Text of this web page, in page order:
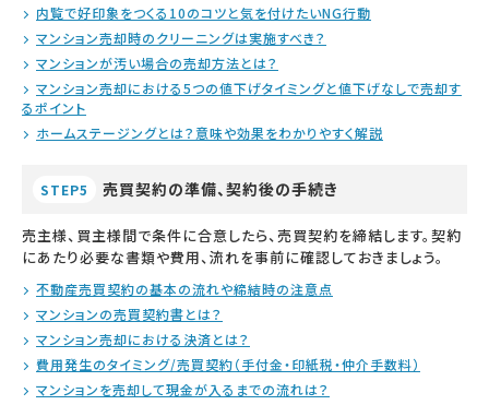
内覧で好印象をつくる10のコツと気を付けたいNG行動
マンション売却時のクリーニングは実施すべき？
マンションが汚い場合の売却方法とは？
マンション売却における5つの値下げタイミングと値下げなしで売却す
るポイント
ホームステージングとは？意味や効果をわかりやすく解説
STEP5 売買契約の準備、契約後の手続き
売主様、買主様間で条件に合意したら、売買契約を締結します。契約
にあたり必要な書類や費用、流れを事前に確認しておきましょう。
不動産売買契約の基本の流れや締結時の注意点
マンションの売買契約書とは？
マンション売却における決済とは？
費用発生のタイミング/売買契約（手付金・印紙税・仲介手数料）
マンションを売却して現金が入るまでの流れは？